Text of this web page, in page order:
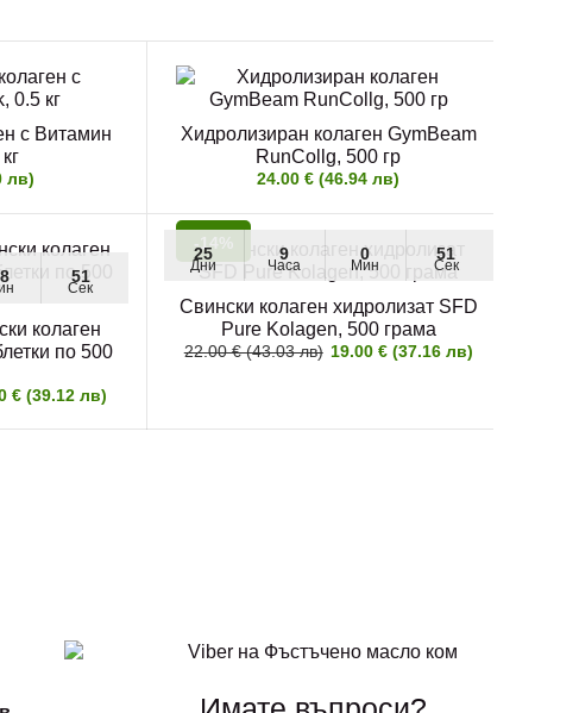
с Витамин
лв)
Хидролизиран колаген GymBeam
RunCollg, 500 гр
24.00 € (46.94 лв)
51
Сек
колаген
по 500
€ (39.12 лв)
-14%
25
Дни
9
Часа
0
Мин
51
Сек
Свински колаген хидролизат SFD
Pure Kolagen, 500 грама
22.00 € (43.03 лв) 19.00 € (37.16 лв)